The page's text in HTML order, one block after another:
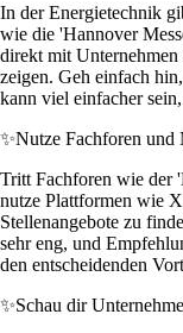
In der Energietechnik
wie die 'Hannover
direkt mit Unternehmen
zeigen. Geh einfach
kann viel einfacher
✨Nutze Fachforen und
Tritt Fachforen wie der
nutze Plattformen wie
Stellenangebote zu
sehr eng, und
den entscheidenden
✨Schau dir